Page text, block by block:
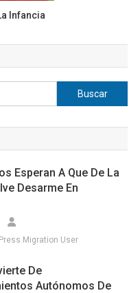
Infancia
Buscar:
Esperan A Que De La
Desarme En
Migration User
De
Autónomos De